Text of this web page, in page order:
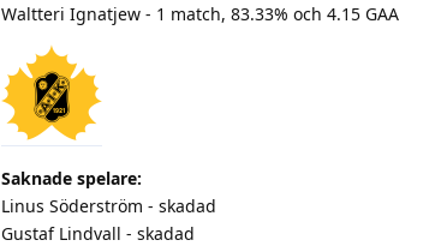
Waltteri Ignatjew - 1 match, 83.33% och 4.15 GAA
Saknade spelare:
Linus Söderström - skadad
Gustaf Lindvall - skadad